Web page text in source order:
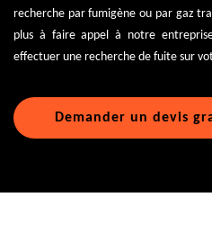
recherche par fumigène ou par gaz
plus à faire appel à notre
effectuer une recherche de fuite sur
Demander un devis